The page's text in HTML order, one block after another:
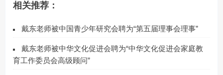
相关推荐：
戴东老师被中国青少年研究会聘为“第五届理事会理事”
戴东老师被中华文化促进会聘为“中华文化促进会家庭教
育工作委员会高级顾问”